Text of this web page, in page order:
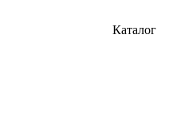
Каталог